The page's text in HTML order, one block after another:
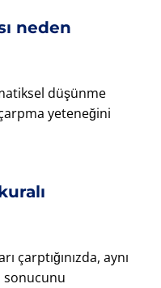
neden
düşünme
yeteneğini
çarptığınızda, aynı
sonucunu